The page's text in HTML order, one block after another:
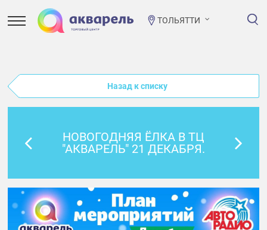
ТОЛЬЯТТИ
Назад к списку
НОВОГОДНЯЯ ЁЛКА В ТЦ
"АКВАРЕЛЬ" 21 ДЕКАБРЯ.